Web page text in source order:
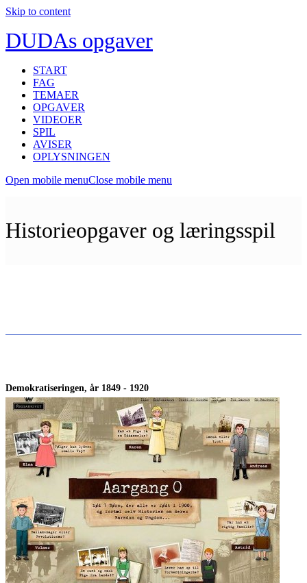
Skip to content
DUDAs opgaver
START
FAG
TEMAER
OPGAVER
VIDEOER
SPIL
AVISER
OPLYSNINGEN
Open mobile menuClose mobile menu
Historieopgaver og læringsspil
Demokratiseringen, år 1849 - 1920